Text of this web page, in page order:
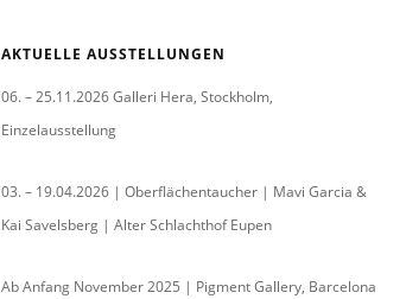
AKTUELLE AUSSTELLUNGEN
06. – 25.11.2026 Galleri Hera, Stockholm,
Einzelausstellung
03. – 19.04.2026 | Oberflächentaucher | Mavi Garcia &
Kai Savelsberg | Alter Schlachthof Eupen
Ab Anfang November 2025 | Pigment Gallery, Barcelona